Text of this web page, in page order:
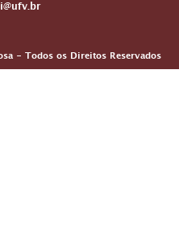
- Todos os Direitos Reservados